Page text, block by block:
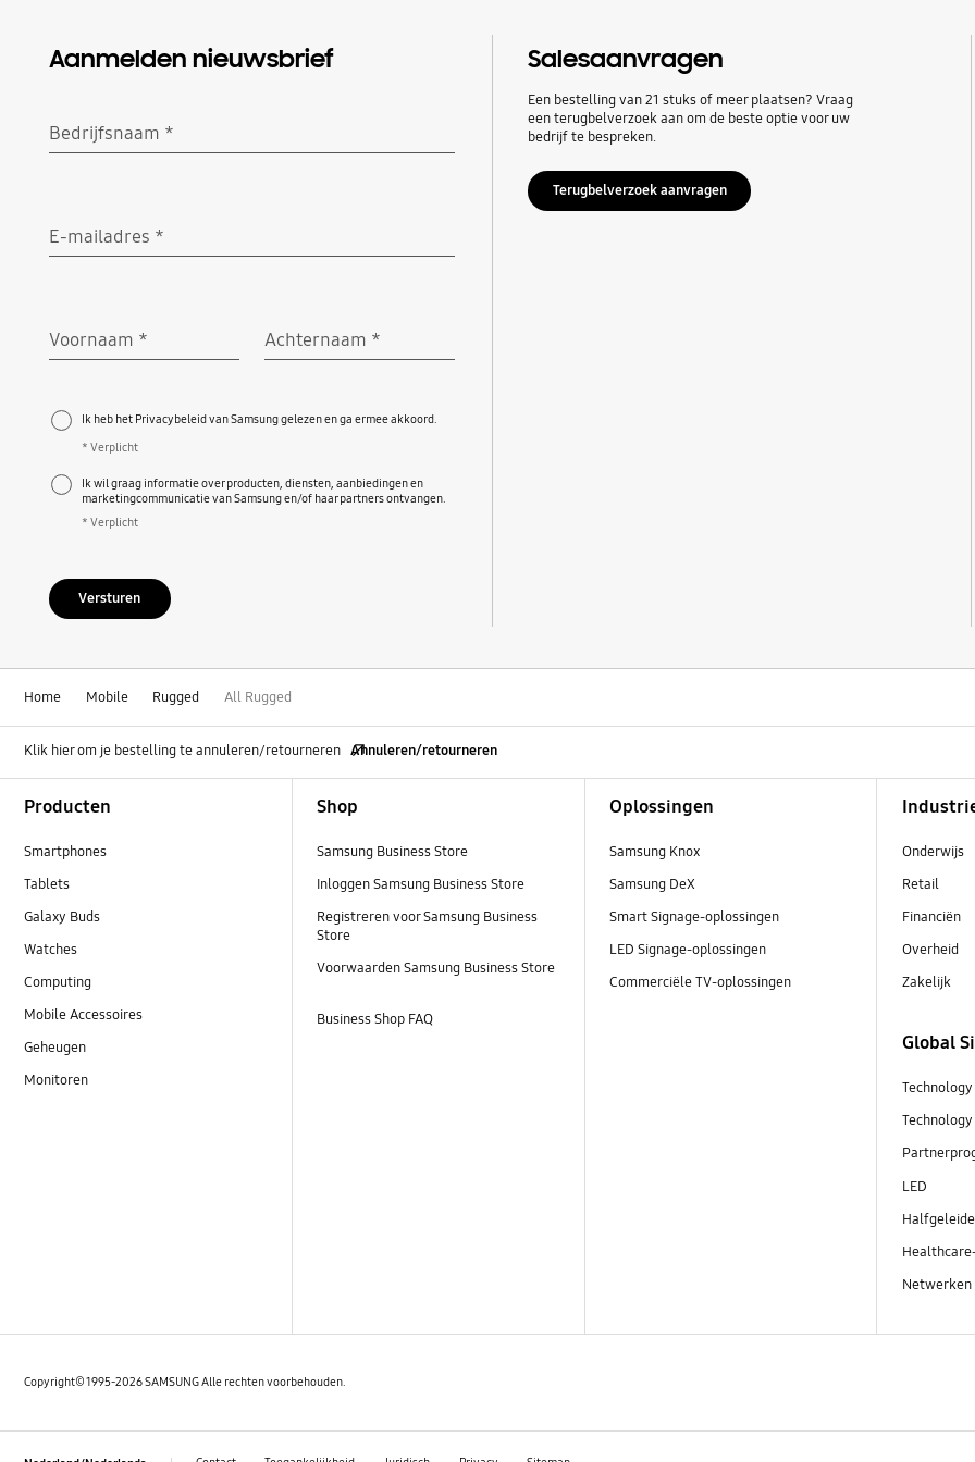
Aanmelden nieuwsbrief
Bedrijfsnaam *
E-mailadres *
Voornaam * Achternaam *
Ik heb het Privacybeleid van Samsung gelezen en ga ermee akkoord.
* Verplicht
Ik wil graag informatie over producten, diensten, aanbiedingen en
marketingcommunicatie van Samsung en/of haar partners ontvangen.
* Verplicht
Versturen
Salesaanvragen
Een bestelling van 21 stuks of meer plaatsen? Vraag
een terugbelverzoek aan om de beste optie voor uw
bedrijf te bespreken.
Terugbelverzoek aanvragen
Home Mobile Rugged All Rugged
Klik hier om je bestelling te annuleren/retourneren Annuleren/retourneren
Producten
Smartphones
Tablets
Galaxy Buds
Watches
Computing
Mobile Accessoires
Geheugen
Monitoren
Shop
Samsung Business Store
Inloggen Samsung Business Store
Registreren voor Samsung Business
Store
Voorwaarden Samsung Business Store
Business Shop FAQ
Oplossingen
Samsung Knox
Samsung DeX
Smart Signage-oplossingen
LED Signage-oplossingen
Commerciële TV-oplossingen
Onderwijs
Retail
Financiën
Overheid
Zakelijk
Global
LED
Netwerken
Copyright© 1995-2026 SAMSUNG Alle rechten voorbehouden.